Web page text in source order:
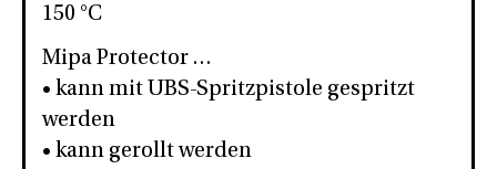
150 °C
Mipa Protector …
• kann mit UBS-Spritzpistole gespritzt
werden
• kann gerollt werden